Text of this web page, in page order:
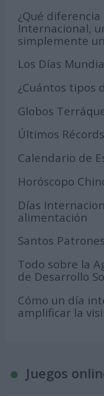
¿Qué
Internacional,
simplemente
Los Días
¿Cuántos tipos
Globos
Últimos
Calendario de
Horóscopo
Días
alimentación
Santos
Todo sobre la
de Desarrollo
Cómo un día
amplificar la
Juegos